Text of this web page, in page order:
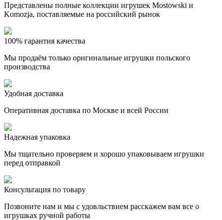
Представлены полные коллекции игрушек Mostowski и
Komozja, поставляемые на российский рынок
100% гарантия качества
Мы продаём только оригинальные игрушки польского
производства
Удобная доставка
Оперативная доставка по Москве и всей России
Надежная упаковка
Мы тщательно проверяем и хорошо упаковываем игрушки
перед отправкой
Консультация по товару
Позвоните нам и мы с удовльствием расскажем вам все о
игрушках ручной работы